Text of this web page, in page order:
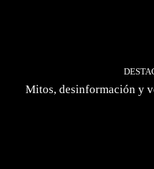
Mitos, desinformación y